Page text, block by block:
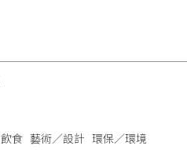
飲食 藝術／設計 環保／環境